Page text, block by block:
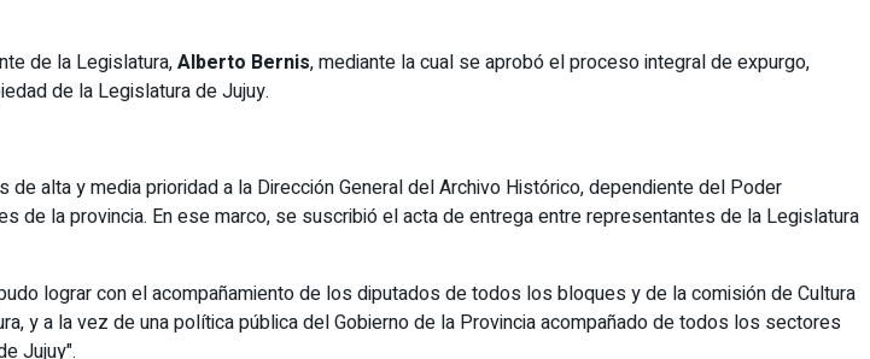
de la Legislatura,Alberto Bernis, mediante la cual se aprobó el proceso integral de expurgo,
de la Legislatura de Jujuy.
alta y media prioridad a la Dirección General del Archivo Histórico, dependiente del Poder
de la provincia. En ese marco, se suscribió el acta de entrega entre representantes de la Legislatura
lograr con el acompañamiento de los diputados de todos los bloques y de la comisión de Cultura
y a la vez de una política pública del Gobierno de la Provincia acompañado de todos los sectores
Jujuy".